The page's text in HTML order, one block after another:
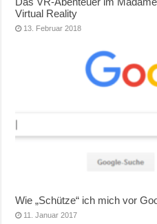
Virtual Reality
13. Februar 2018
Wie „Schütze“ ich mich vor
11. Januar 2017